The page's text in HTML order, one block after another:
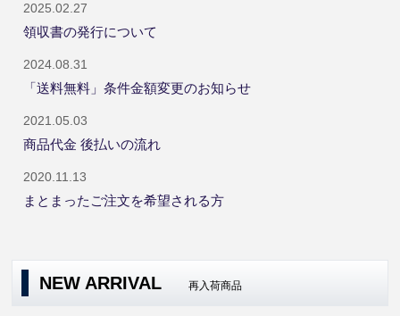
2025.02.27
領収書の発行について
2024.08.31
「送料無料」条件金額変更のお知らせ
2021.05.03
商品代金 後払いの流れ
2020.11.13
まとまったご注文を希望される方
NEW ARRIVAL 再入荷商品